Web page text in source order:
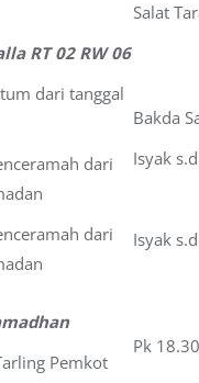
Salat
RT 02 RW 06
dari tanggal
dari
dari
Bakda
Isyak
Isyak
Pemkot
Pk